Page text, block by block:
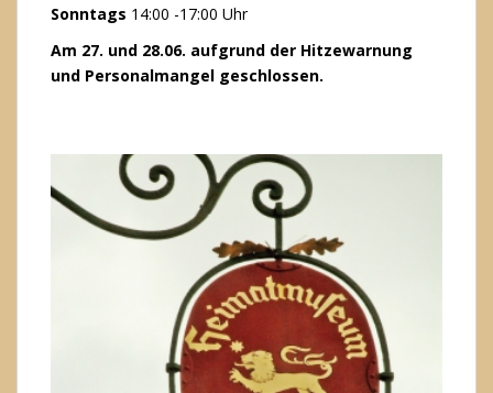
Sonntags 14:00 -17:00 Uhr
Am 27. und 28.06. aufgrund der Hitzewarnung
und Personalmangel geschlossen.